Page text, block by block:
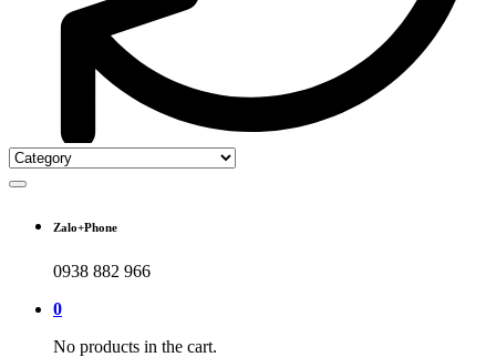
Zalo+Phone
0938 882 966
0
No products in the cart.